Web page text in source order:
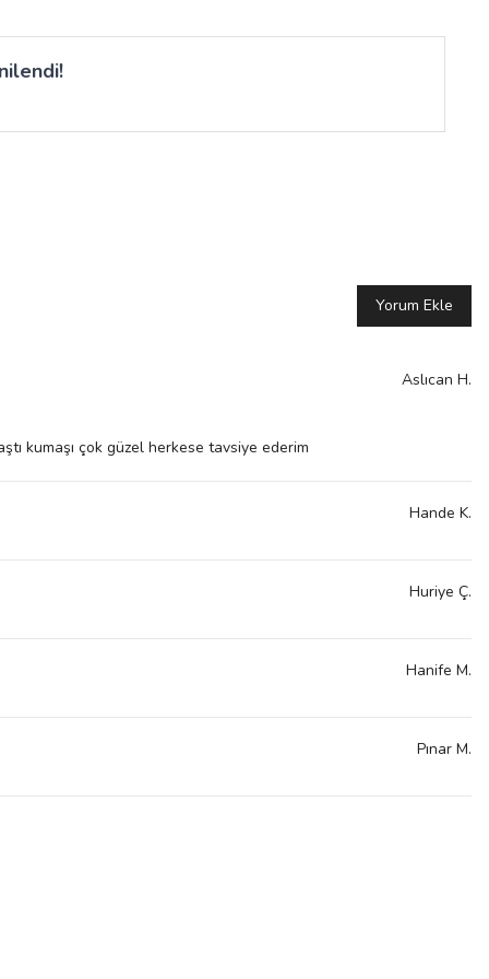
Yorum Ekle
Aslıcan H.
kumaşı çok güzel herkese tavsiye ederim
Hande K.
Huriye Ç.
Hanife M.
Pınar M.